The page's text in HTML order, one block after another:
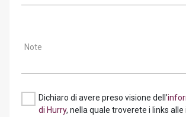
Note
Dichiaro di avere preso visione dell’
di Hurry, nella quale troverete i links